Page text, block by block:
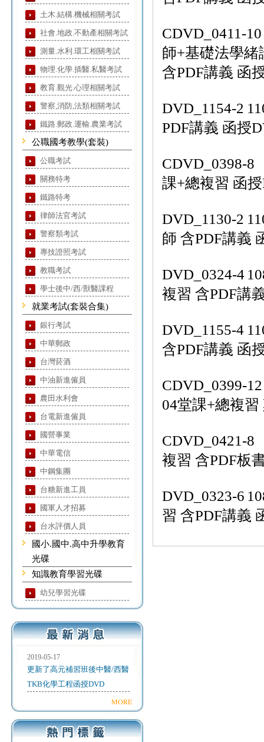
土木.結構.機械相關考試
社會.地政.不動產相關考試
測量.水利.環工相關考試
物理.化學.插醫.私醫考試
教育.觀光.心理相關考試
警察,消防,法類相關考試
鐵路.郵政.運輸.農業考試
公職國考教學(套裝)
公職考試
關務特考
鐵路特考
律師法官考試
警察類考試
專技證照考試
教職考試
學士後中/西/獸醫課程
就業考試(套裝合集)
銀行考試
中華郵政
台灣菸酒
中油新進僱員
農田水利會
台電新進僱員
國營事業
中華電信
中鋼集團
台糖新進工員
國軍人才招募
台水評價人員
國小.國中.高中升學教育
光碟
知識教育學習光碟
幼兒學習光碟
2019-05-17
更新了高元補習班後中醫/西醫
TKB化學工程函授DVD
MORE
CDVD_0411-10
師+基礎法學緒
含PDF講義 函
DVD_1154-2
PDF講義 函授
CDVD_0398-8
課+總複習 函
DVD_1130-2
師 含PDF講義
DVD_0324-4
複習 含PDF講
DVD_1155-4
含PDF講義 函
CDVD_0399-12
04堂課+總複
CDVD_0421-8
複習 含PDF板
DVD_0323-6
習 含PDF講義